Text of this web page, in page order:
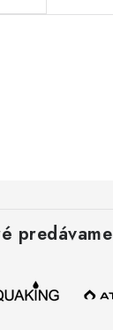
predávame